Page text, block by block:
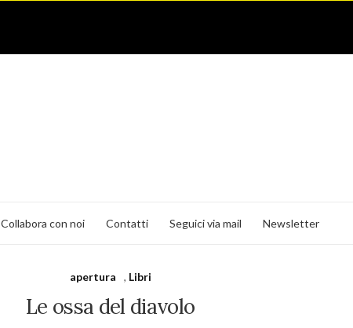
Collabora con noi Contatti Seguici via mail Newsletter
apertura , Libri
Le ossa del diavolo